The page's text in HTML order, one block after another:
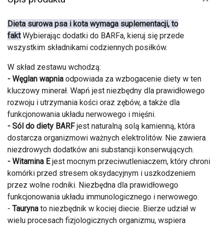
Dieta surowa psa i kota wymaga suplementacji, to
fakt Wybierając dodatki do BARFa, kieruj się przede
wszystkim składnikami codziennych posiłków.
W skład zestawu wchodzą:
- Węglan wapnia odpowiada za wzbogacenie diety w ten
kluczowy minerał. Wapń jest niezbędny dla prawidłowego
rozwoju i utrzymania kości oraz zębów, a także dla
funkcjonowania układu nerwowego i mięśni.
- Sól do diety BARFjest naturalną solą kamienną, która
dostarcza organizmowi ważnych elektrolitów. Nie zawiera
niezdrowych dodatków ani substancji konserwujących.
- Witamina Ejest mocnym przeciwutleniaczem, który chroni
komórki przed stresem oksydacyjnym i uszkodzeniem
przez wolne rodniki. Niezbędna dla prawidłowego
funkcjonowania układu immunologicznego i nerwowego.
- Tauryna to niezbędnik w kociej diecie. Bierze udział w
wielu procesach fizjologicznych organizmu, wspiera